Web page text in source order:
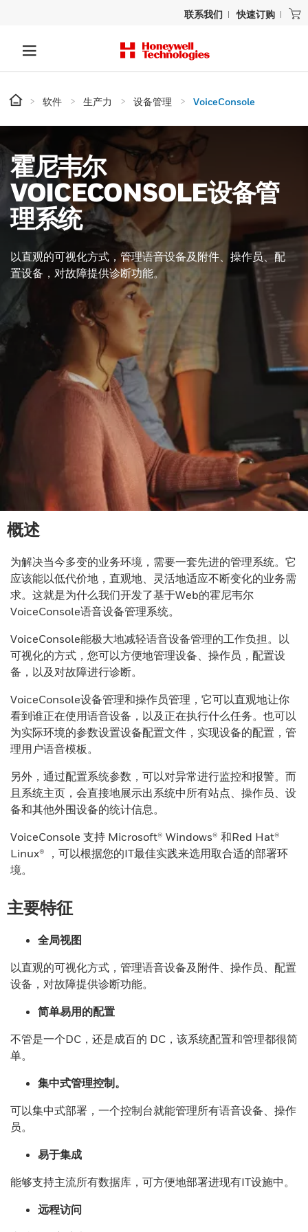
联系我们 快速订购
软件 生产力 设备管理 VoiceConsole
霍尼韦尔
VOICECONSOLE设备管
理系统
以直观的可视化方式，管理语音设备及附件、操作员、配
置设备，对故障提供诊断功能。
概述
为解决当今多变的业务环境，需要一套先进的管理系统。它
应该能以低代价地，直观地、灵活地适应不断变化的业务需
求。这就是为什么我们开发了基于Web的霍尼韦尔
VoiceConsole语音设备管理系统。
VoiceConsole能极大地减轻语音设备管理的工作负担。以
可视化的方式，您可以方便地管理设备、操作员，配置设
备，以及对故障进行诊断。
VoiceConsole设备管理和操作员管理，它可以直观地让你
看到谁正在使用语音设备，以及正在执行什么任务。也可以
为实际环境的参数设置设备配置文件，实现设备的配置，管
理用户语音模板。
另外，通过配置系统参数，可以对异常进行监控和报警。而
且系统主页，会直接地展示出系统中所有站点、操作员、设
备和其他外围设备的统计信息。
VoiceConsole 支持 Microsoft® Windows® 和Red Hat®
Linux® ，可以根据您的IT最佳实践来选用取合适的部署环
境。
主要特征
全局视图
以直观的可视化方式，管理语音设备及附件、操作员、配置
设备，对故障提供诊断功能。
简单易用的配置
不管是一个DC，还是成百的 DC，该系统配置和管理都很简
单。
集中式管理控制。
可以集中式部署，一个控制台就能管理所有语音设备、操作
员。
易于集成
能够支持主流所有数据库，可方便地部署进现有IT设施中。
远程访问